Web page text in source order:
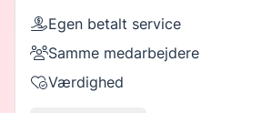
Egen betalt service
Samme medarbejdere
Værdighed